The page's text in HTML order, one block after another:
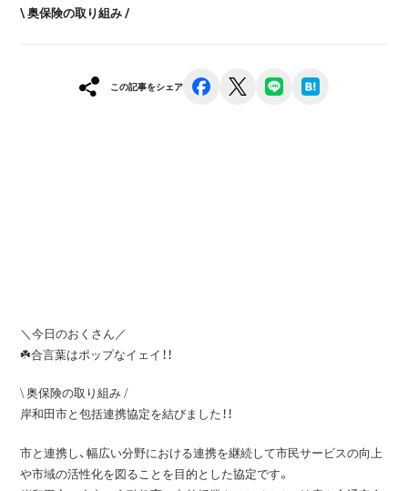
\ 奥保険の取り組み /
この記事をシェア facebook line
＼今日のおくさん／
☘️合言葉はポップなイェイ！！
\ 奥保険の取り組み /
岸和田市と包括連携協定を結びました！！
市と連携し、幅広い分野における連携を継続して市民サービスの向上
や市域の活性化を図ることを目的とした協定です。